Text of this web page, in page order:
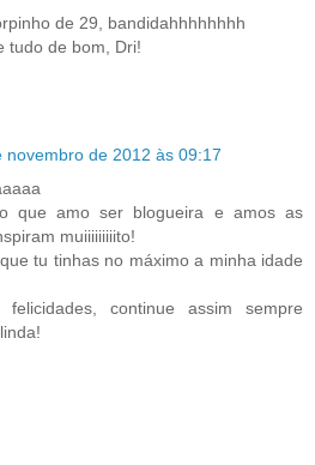
de 29, bandidahhhhhhhh
tudo de bom, Dri!
novembro de 2012 às 09:17
que amo ser blogueira e amos as
muiiiiiiiiito!
tu tinhas no máximo a minha idade
felicidades, continue assim sempre